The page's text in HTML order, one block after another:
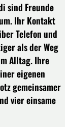
sind Freunde
Ihr Kontakt
Telefon und
als der Weg
Alltag. Ihre
eigenen
gemeinsamer
vier einsame